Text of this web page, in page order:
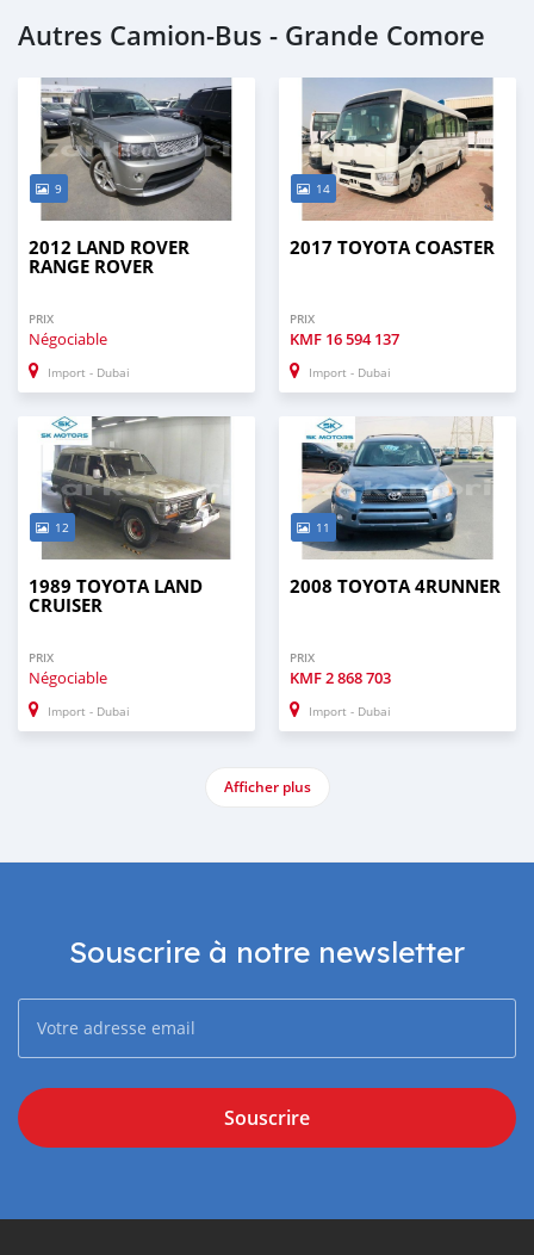
Autres Camion‒Bus - Grande Comore
9
2012 LAND ROVER
RANGE ROVER
PRIX
Négociable
Import - Dubai
14
2017 TOYOTA COASTER
PRIX
KMF 16 594 137
Import - Dubai
12
1989 TOYOTA LAND
CRUISER
PRIX
Négociable
Import - Dubai
11
2008 TOYOTA 4RUNNER
PRIX
KMF2 868 703
Import - Dubai
Afficher plus
Souscrire à notre newsletter
Souscrire